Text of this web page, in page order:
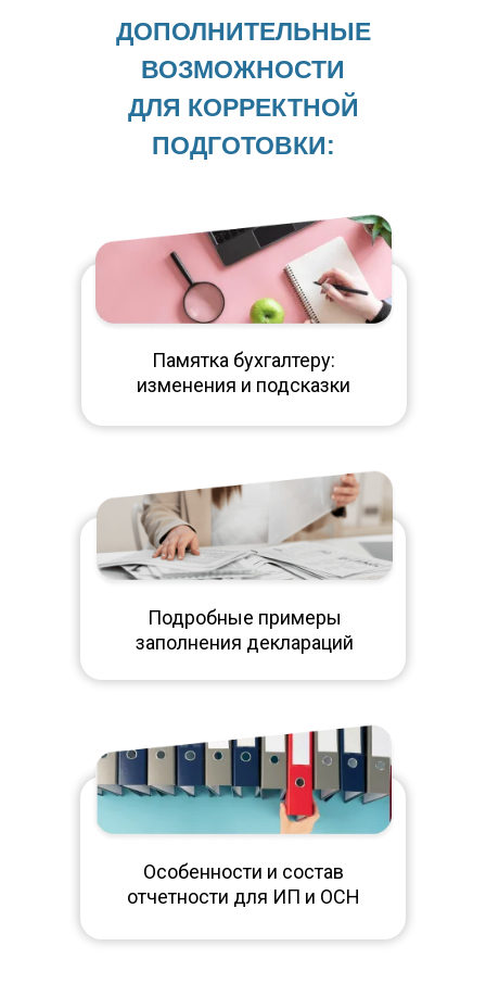
Памятка бухгалтеру:
изменения и подсказки
Особенности и состав
отчетности для ИП и ОСН
Подробные примеры
заполнения деклараций
ДОПОЛНИТЕЛЬНЫЕ
ВОЗМОЖНОСТИ
ДЛЯ КОРРЕКТНОЙ
ПОДГОТОВКИ: